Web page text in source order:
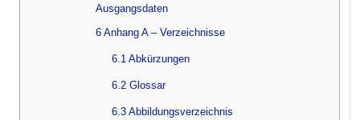
Ausgangsdaten
6 Anhang A – Verzeichnisse
6.1 Abkürzungen
6.2 Glossar
6.3 Abbildungsverzeichnis